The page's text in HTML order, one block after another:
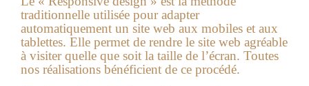
traditionnelle utilisée pour adapter
automatiquement un site web aux mobiles et aux
tablettes. Elle permet de rendre le site web agréable
à visiter quelle que soit la taille de l’écran. Toutes
nos réalisations bénéficient de ce procédé.